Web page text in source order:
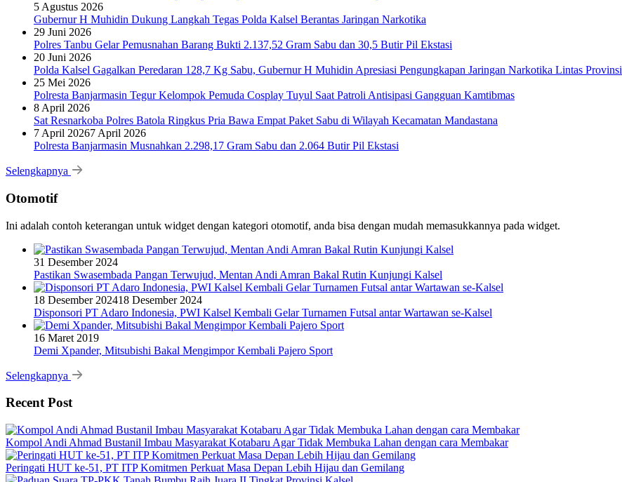
5 Agustus 2026
Gubernur H Muhidin Dukung Langkah Tegas Polda Kalsel Berantas Jaringan Narkotika
29 Juni 2026
Polres Tanbu Gelar Pemusnahan Barang Bukti 2.137,52 Gram Sabu dan 30,5 Butir Pil Ekstasi
20 Juni 2026
Polda Kalsel Gagalkan Peredaran 128,7 Kg Sabu, Gubernur H Muhidin Apresiasi Pengungkapan Jaringan Narkotika Lintas Provinsi
25 Mei 2026
Polresta Banjarmasin Tegur Kelompok Pemuda Cosplay Tuyul Saat Patroli Antisipasi Gangguan Kamtibmas
8 April 2026
Sat Resnarkoba Polres Batola Ringkus Pria Bawa Empat Paket Sabu di Wilayah Kecamatan Mandastana
7 April 20267 April 2026
Polresta Banjarmasin Musnahkan 2.298,17 Gram Sabu dan 2.064 Butir Pil Ekstasi
Selengkapnya
Otomotif
Ini adalah contoh keterangan untuk widget dengan kategori otomotif, anda bisa dengan mudah memasukkannya pada widget.
31 Desember 2024
Pastikan Swasembada Pangan Terwujud, Mentan Andi Amran Bakal Rutin Kunjungi Kalsel
18 Desember 202418 Desember 2024
Disponsori PT Adaro Indonesia, PWI Kalsel Kembali Gelar Turnamen Futsal antar Wartawan se-Kalsel
16 Maret 2019
Demi Xpander, Mitsubishi Bakal Mengimpor Kembali Pajero Sport
Selengkapnya
Recent Post
Kompol Andi Ahmad Bustanil Imbau Masyarakat Kotabaru Agar Tidak Membuka Lahan dengan cara Membakar
Peringati HUT ke-51, PT ITP Komitmen Perkuat Masa Depan Lebih Hijau dan Gemilang